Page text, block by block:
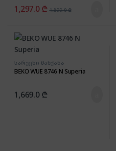
1,297.0 ₾ 1,899.0₾
სარეცხი მანქანა
BEKO WUE 8746 N Superia
1,669.0 ₾